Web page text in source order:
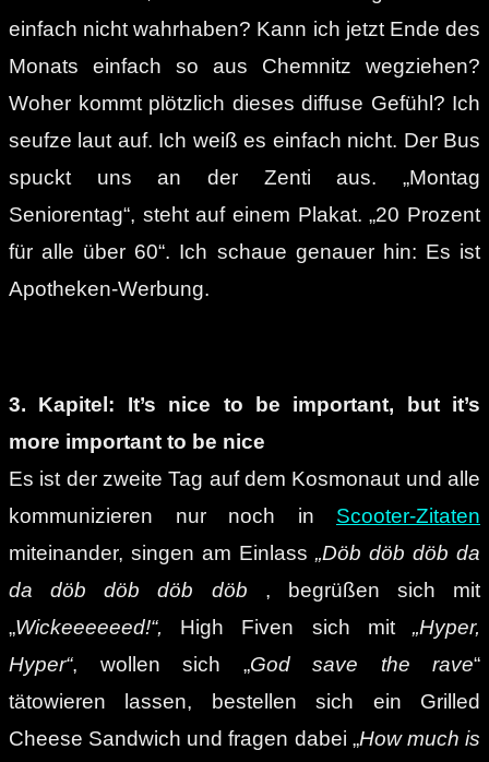
einfach nicht wahrhaben? Kann ich jetzt Ende des
Monats einfach so aus Chemnitz wegziehen?
Woher kommt plötzlich dieses diffuse Gefühl? Ich
seufze laut auf. Ich weiß es einfach nicht. Der Bus
spuckt uns an der Zenti aus. „Montag
Seniorentag“, steht auf einem Plakat. „20 Prozent
für alle über 60“. Ich schaue genauer hin: Es ist
Apotheken-Werbung.
3. Kapitel: It’s nice to be important, but it’s
more important to be nice
Es ist der zweite Tag auf dem Kosmonaut und alle
kommunizieren nur noch in Scooter-Zitaten
miteinander, singen am Einlass „Döb döb döb da
da döb döb döb döb , begrüßen sich mit
„Wickeeeeeed!“, High Fiven sich mit „Hyper,
Hyper“, wollen sich „God save the rave“
tätowieren lassen, bestellen sich ein Grilled
Cheese Sandwich und fragen dabei „How much is